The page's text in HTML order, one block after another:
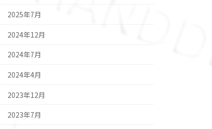
2025年7月
2024年12月
2024年7月
2024年4月
2023年12月
2023年7月